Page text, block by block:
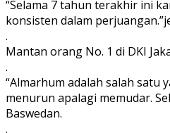
“Selama 7 tahun terakhir ini
konsisten dalam
.
Mantan orang No. 1 di DKI
.
“Almarhum adalah salah satu
menurun apalagi memudar.
Baswedan.
.